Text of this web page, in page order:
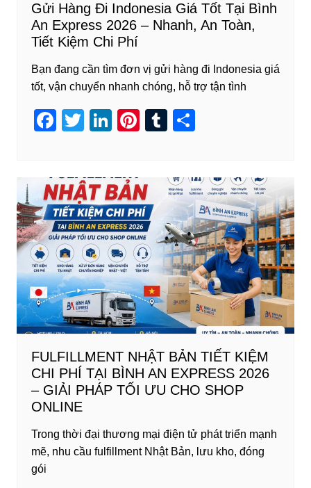
Gửi Hàng Đi Indonesia Giá Tốt Tại Bình
An Express 2026 – Nhanh, An Toàn,
Tiết Kiệm Chi Phí
Bạn đang cần tìm đơn vị gửi hàng đi Indonesia giá
tốt, vận chuyển nhanh chóng, hỗ trợ tận tình
F
e
b
o
o
k
T
er
Li
e
dI
n
Pi
e
st
T
bl
r
e
FULFILLMENT NHẬT BẢN TIẾT KIỆM
CHI PHÍ TẠI BÌNH AN EXPRESS 2026
– GIẢI PHÁP TỐI ƯU CHO SHOP
ONLINE
Trong thời đại thương mại điện tử phát triển mạnh
mẽ, nhu cầu fulfillment Nhật Bản, lưu kho, đóng
gói